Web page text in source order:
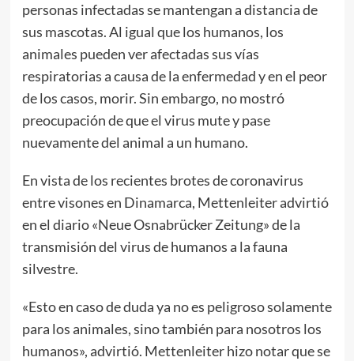
personas infectadas se mantengan a distancia de
sus mascotas. Al igual que los humanos, los
animales pueden ver afectadas sus vías
respiratorias a causa de la enfermedad y en el peor
de los casos, morir. Sin embargo, no mostró
preocupación de que el virus mute y pase
nuevamente del animal a un humano.
En vista de los recientes brotes de coronavirus
entre visones en Dinamarca, Mettenleiter advirtió
en el diario «Neue Osnabrücker Zeitung» de la
transmisión del virus de humanos a la fauna
silvestre.
«Esto en caso de duda ya no es peligroso solamente
para los animales, sino también para nosotros los
humanos», advirtió. Mettenleiter hizo notar que se